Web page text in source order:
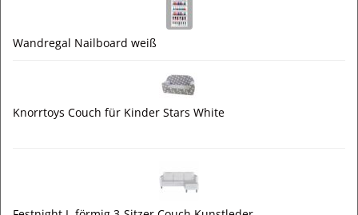
Wandregal Nailboard weiß
Knorrtoys Couch für Kinder Stars White